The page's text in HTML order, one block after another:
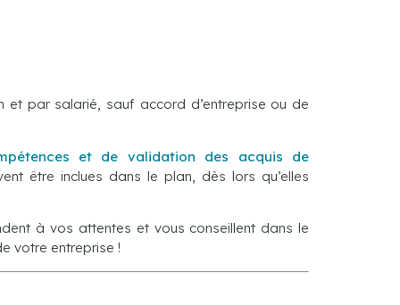
par salarié, sauf accord d’entreprise ou de
et de validation des acquis de
être inclues dans le plan, dès lors qu’elles
à vos attentes et vous conseillent dans le
votre entreprise !